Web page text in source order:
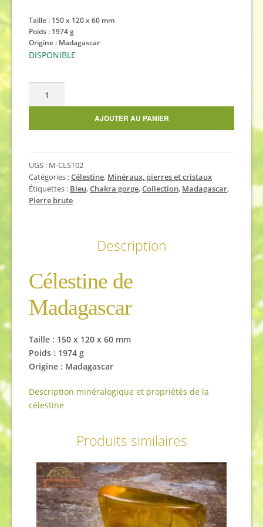
Taille : 150 x 120 x 60 mm
Poids : 1974 g
Origine : Madagascar
DISPONIBLE
célestine
AJOUTER AU PANIER
UGS : M-CLST02
Catégories :Célestine, Minéraux, pierres et cristaux
Étiquettes : Bleu,Chakra gorge,Collection, Madagascar,
Pierre brute
Description
Célestine de
Madagascar
Taille : 150 x 120 x 60 mm
Poids : 1974 g
Origine : Madagascar
Description minéralogique et propriétés de la
célestine
Produits similaires